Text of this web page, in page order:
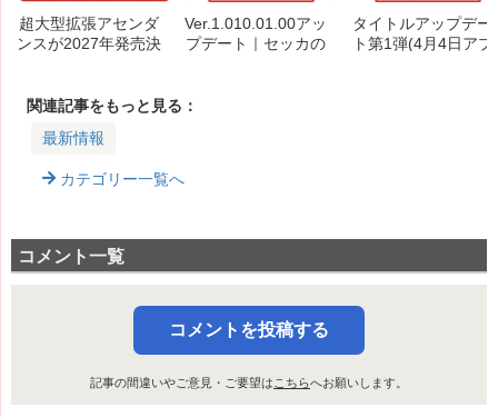
超大型拡張アセンダ
ンスが2027年発売決
Ver.1.010.01.00アッ
プデート｜セッカの
タイトルアップデー
ト第1弾(4月4日アプ
関連記事をもっと見る：
最新情報
カテゴリー一覧へ
コメント一覧
コメントを投稿する
記事の間違いやご意見・ご要望は こちらへお願いします。